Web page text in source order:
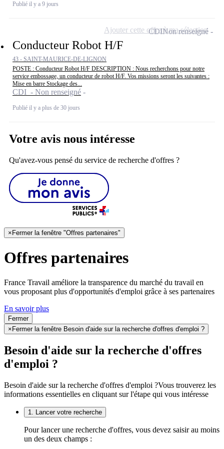
Publié il y a 9 jours
Conducteur Robot H/F
43 - SAINT-MAURICE-DE-LIGNON
POSTE : Conducteur Robot H/F DESCRIPTION : Nous recherchons pour notre
service embossage, un conducteur de robot H/F. Vos missions seront les suivantes :
Mise en barre Stockage des...
CDI - Non renseigné
Publié il y a plus de 30 jours
CDINon renseigné
Ajouter cette offre à ma sélection
Votre avis nous intéresse
Qu'avez-vous pensé du service de recherche d'offres ?
×Fermer la fenêtre "Offres partenaires"
Offres partenaires
France Travail améliore la transparence du marché du travail en
vous proposant plus d'opportunités d'emploi grâce à ses partenaires
En savoir plus
Fermer
×Fermer la fenêtre Besoin d'aide sur la recherche d'offres d'emploi ?
Besoin d'aide sur la recherche d'offres
d'emploi ?
Besoin d'aide sur la recherche d'offres d'emploi ?Vous trouverez les
informations essentielles en cliquant sur l'étape qui vous intéresse
1. Lancer votre recherche
Pour lancer une recherche d'offres, vous devez saisir au moins
un des deux champs :